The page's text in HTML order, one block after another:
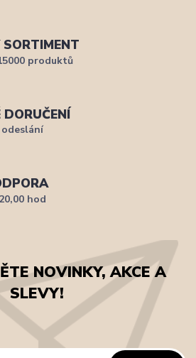
SORTIMENT
produktů
DORUČENÍ
hod
NOVINKY, AKCE A
SLEVY!